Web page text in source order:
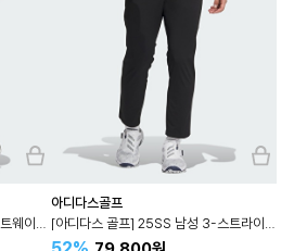
[아디다스 골프] 25SS 남성 라이트웨이트 앵클 렝스 스트레치 카고 팬츠 JE8311
아디다스골프
[아디다스 골프] 25SS 남성 3-스트라이프 앵클렝스 골프 팬츠 JF6306